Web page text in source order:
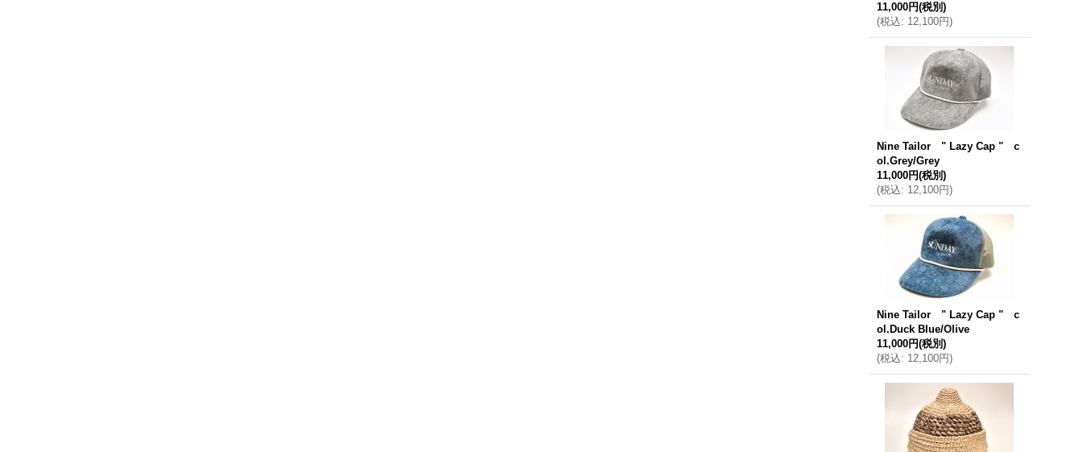
11,000円(税別)
(税込: 12,100円)
Nine Tailor " Lazy Cap " c
ol.Grey/Grey
11,000円(税別)
(税込: 12,100円)
Nine Tailor " Lazy Cap " c
ol.Duck Blue/Olive
11,000円(税別)
(税込: 12,100円)